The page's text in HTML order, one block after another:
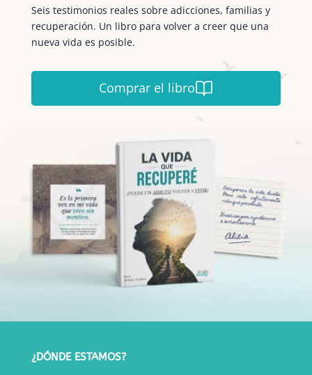
Seis testimonios reales sobre adicciones, familias y
recuperación. Un libro para volver a creer que una
nueva vida es posible.
Comprar el libro
¿DÓNDE ESTAMOS?